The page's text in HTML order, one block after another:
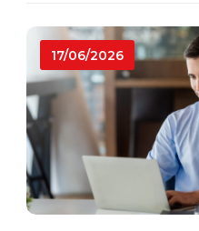
17/06/2026